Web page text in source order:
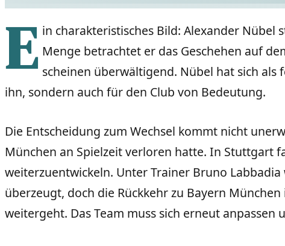
E in charakteristisches Bild: Alexander Nübel
Menge betrachtet er das Geschehen auf
scheinen überwältigend. Nübel hat sich als
ihn, sondern auch für den Club von Bedeutung.
Die Entscheidung zum Wechsel kommt nicht
München an Spielzeit verloren hatte. In Stuttgart
weiterzuentwickeln. Unter Trainer Bruno
überzeugt, doch die Rückkehr zu Bayern
weitergeht. Das Team muss sich erneut